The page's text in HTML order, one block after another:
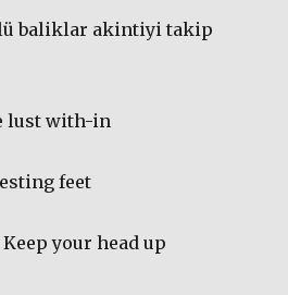
baliklar akintiyi takip
lust with-in
feet
your head up